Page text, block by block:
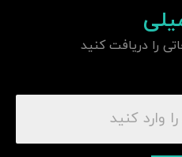
را دریافت کنید